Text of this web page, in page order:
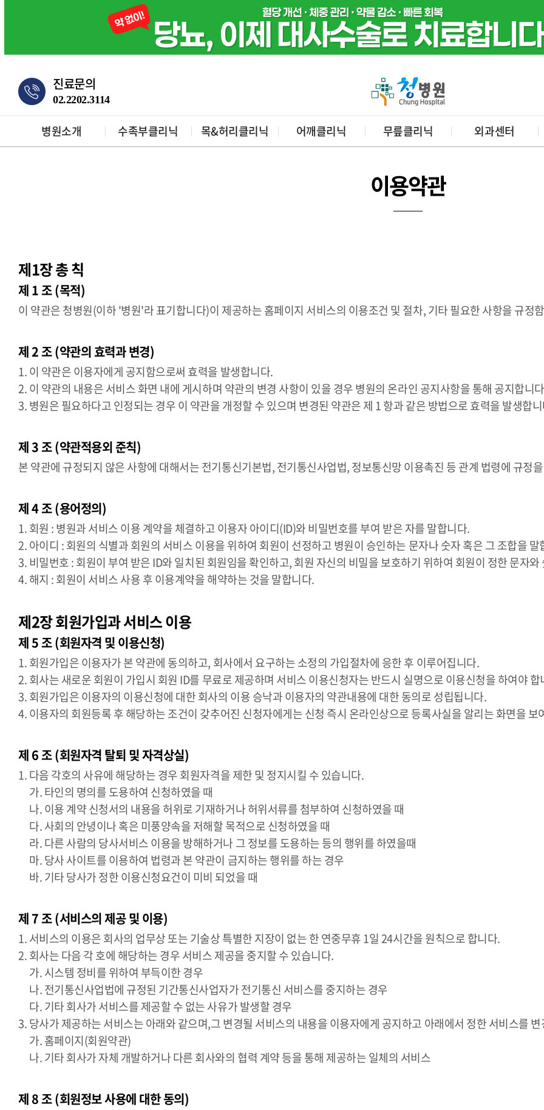
진료문의
02.2202.3114
병원소개 수족부클리닉 목&허리클리닉 어깨클리닉 무릎클리닉 외과센터
이용약관
제1장 총 칙
제 1 조 (목적)
이 약관은 청병원(이하 '병원'라 표기합니다)이 제공하는 홈페이지 서비스의 이용조건 및 절차, 기타 필요한 사항을 규정
제 2 조 (약관의 효력과 변경)
1. 이 약관은 이용자에게 공지함으로써 효력을 발생합니다.
2. 이 약관의 내용은 서비스 화면 내에 게시하며 약관의 변경 사항이 있을 경우 병원의 온라인 공지사항을 통해 공지합니
3. 병원은 필요하다고 인정되는 경우 이 약관을 개정할 수 있으며 변경된 약관은 제 1 항과 같은 방법으로 효력을 발생합
제 3 조 (약관적용외 준칙)
본 약관에 규정되지 않은 사항에 대해서는 전기통신기본법, 전기통신사업법, 정보통신망 이용촉진 등 관계 법령에 규정
제 4 조 (용어정의)
1. 회원 : 병원과 서비스 이용 계약을 체결하고 이용자 아이디(ID)와 비밀번호를 부여 받은 자를 말합니다.
2. 아이디 : 회원의 식별과 회원의 서비스 이용을 위하여 회원이 선정하고 병원이 승인하는 문자나 숫자 혹은 그 조합을
3. 비밀번호 : 회원이 부여 받은 ID와 일치된 회원임을 확인하고, 회원 자신의 비밀을 보호하기 위하여 회원이 정한 문자
4. 해지 : 회원이 서비스 사용 후 이용계약을 해약하는 것을 말합니다.
제2장 회원가입과 서비스 이용
제 5 조 (회원자격 및 이용신청)
1. 회원가입은 이용자가 본 약관에 동의하고, 회사에서 요구하는 소정의 가입절차에 응한 후 이루어집니다.
2. 회사는 새로운 회원이 가입시 회원 ID를 무료로 제공하며 서비스 이용신청자는 반드시 실명으로 이용신청을 하여야 합
3. 회원가입은 이용자의 이용신청에 대한 회사의 이용 승낙과 이용자의 약관내용에 대한 동의로 성립됩니다.
4. 이용자의 회원등록 후 해당하는 조건이 갖추어진 신청자에게는 신청 즉시 온라인상으로 등록사실을 알리는 화면을 보
제 6 조 (회원자격 탈퇴 및 자격상실)
1. 다음 각호의 사유에 해당하는 경우 회원자격을 제한 및 정지시킬 수 있습니다.
가. 타인의 명의를 도용하여 신청하였을 때
나. 이용 계약 신청서의 내용을 허위로 기재하거나 허위서류를 첨부하여 신청하였을 때
다. 사회의 안녕이나 혹은 미풍양속을 저해할 목적으로 신청하였을 때
라. 다른 사람의 당사서비스 이용을 방해하거나 그 정보를 도용하는 등의 행위를 하였을때
마. 당사 사이트를 이용하여 법령과 본 약관이 금지하는 행위를 하는 경우
바. 기타 당사가 정한 이용신청요건이 미비 되었을 때
제 7 조 (서비스의 제공 및 이용)
1. 서비스의 이용은 회사의 업무상 또는 기술상 특별한 지장이 없는 한 연중무휴 1일 24시간을 원칙으로 합니다.
2. 회사는 다음 각 호에 해당하는 경우 서비스 제공을 중지할 수 있습니다.
가. 시스템 정비를 위하여 부득이한 경우
나. 전기통신사업법에 규정된 기간통신사업자가 전기통신 서비스를 중지하는 경우
다. 기타 회사가 서비스를 제공할 수 없는 사유가 발생할 경우
3. 당사가 제공하는 서비스는 아래와 같으며,그 변경될 서비스의 내용을 이용자에게 공지하고 아래에서 정한 서비스를
가. 홈페이지(회원약관)
나. 기타 회사가 자체 개발하거나 다른 회사와의 협력 계약 등을 통해 제공하는 일체의 서비스
제 8 조 (회원정보 사용에 대한 동의)